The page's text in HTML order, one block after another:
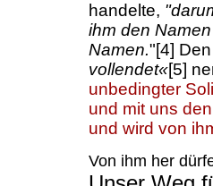
handelte,
ihm den
Namen."[4]
vollendet«[5]
unbedingter
und mit uns
und wird von
Von ihm her